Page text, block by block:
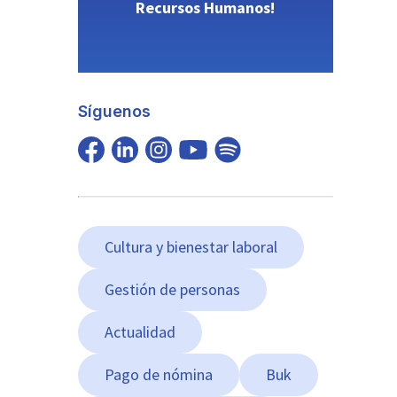
Recursos Humanos!
Síguenos
Cultura y bienestar laboral
Gestión de personas
Actualidad
Pago de nómina Buk